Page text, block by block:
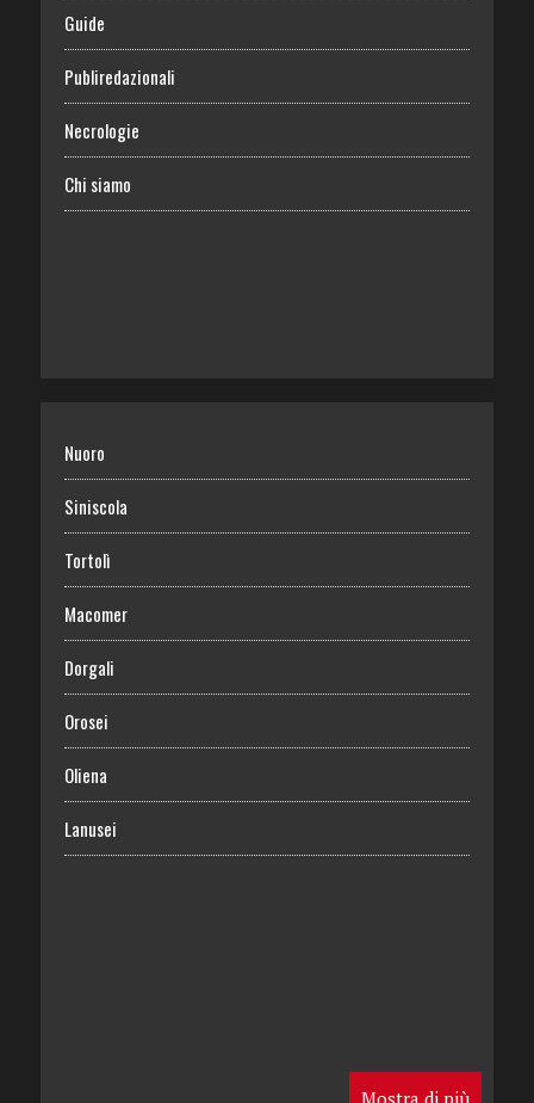
Guide
Publiredazionali
Necrologie
Chi siamo
Nuoro
Siniscola
Tortolì
Macomer
Dorgali
Orosei
Oliena
Lanusei
Mostra di più